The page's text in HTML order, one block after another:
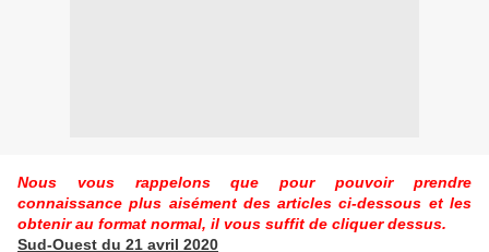
Nous vous rappelons que pour pouvoir prendre
connaissance plus aisément des articles ci-dessous et les
obtenir au format normal, il vous suffit de cliquer dessus.
Sud-Ouest du 21 avril 2020